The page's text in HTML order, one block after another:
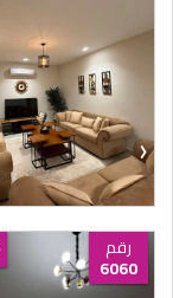
›
رقم
6060